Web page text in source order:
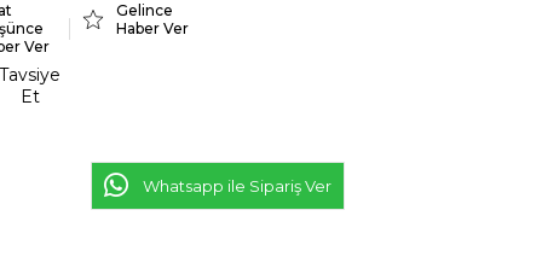
Ver
Gelince
Haber Ver
Tavsiye
Et
Whatsapp ile Sipariş Ver